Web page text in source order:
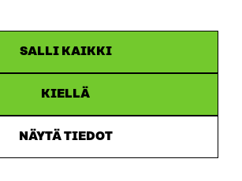
SALLI KAIKKI
KIELLÄ
NÄYTÄ TIEDOT